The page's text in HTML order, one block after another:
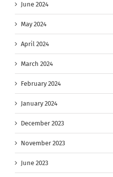
June 2024
May 2024
April 2024
March 2024
February 2024
January 2024
December 2023
November 2023
June 2023